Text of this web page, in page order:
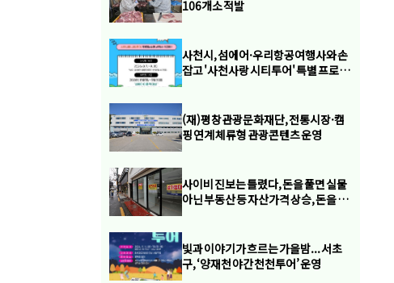
106개소 적발
사천시, 섬에어·우리항공여행사와 손
잡고 '사천사랑 시티투어' 특별 프로모
(재)평창관광문화재단, 전통시장·캠
핑 연계 체류형 관광콘텐츠 운영
사이비 진보는 틀렸다, 돈을 풀면 실물
아닌 부동산 등 자산가격 상승, 돈을 쪼
빛과 이야기가 흐르는 가을밤... 서초
구, ‘양재천 야간 천천투어’ 운영